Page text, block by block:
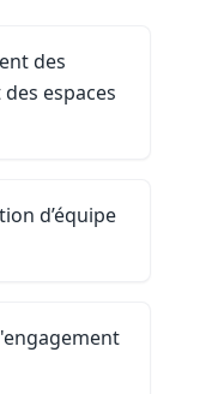
des
espaces
d’équipe